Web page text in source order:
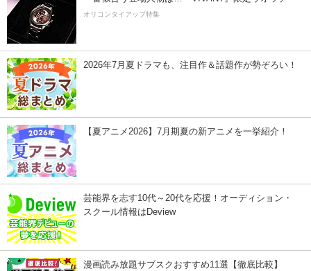
オリコンタイアップ特集
2026年7月夏ドラマも、注目作＆話題作が勢ぞろい！
【夏アニメ2026】7月期夏の新アニメを一挙紹介！
芸能界を志す10代～20代を応援！オーディション・
スクール情報はDeview
漫画読み放題サブスクおすすめ11選【徹底比較】